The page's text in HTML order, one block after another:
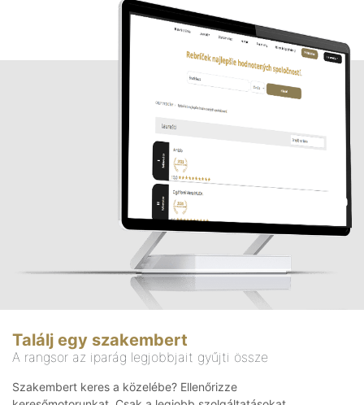
Találj egy szakembert
A rangsor az iparág legjobbjait gyűjti össze
Szakembert keres a közelébe? Ellenőrizze